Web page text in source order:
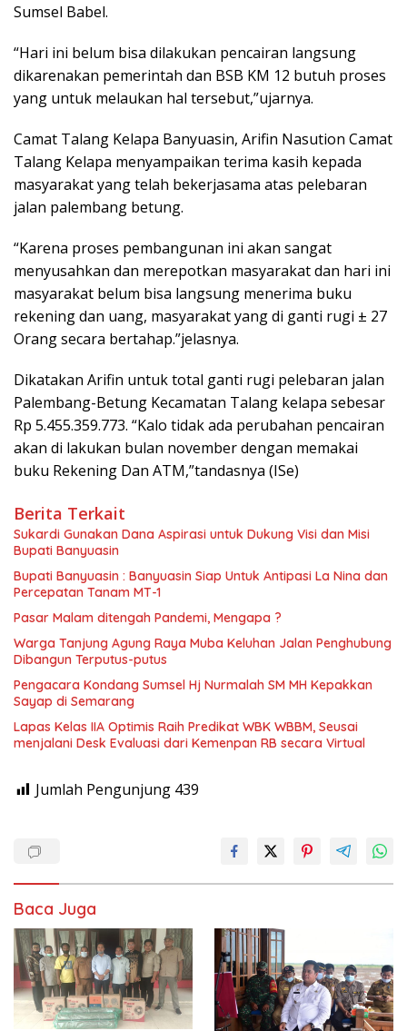
Sumsel Babel.
“Hari ini belum bisa dilakukan pencairan langsung
dikarenakan pemerintah dan BSB KM 12 butuh proses
yang untuk melaukan hal tersebut,”ujarnya.
Camat Talang Kelapa Banyuasin, Arifin Nasution Camat
Talang Kelapa menyampaikan terima kasih kepada
masyarakat yang telah bekerjasama atas pelebaran
jalan palembang betung.
“Karena proses pembangunan ini akan sangat
menyusahkan dan merepotkan masyarakat dan hari ini
masyarakat belum bisa langsung menerima buku
rekening dan uang, masyarakat yang di ganti rugi ± 27
Orang secara bertahap.”jelasnya.
Dikatakan Arifin untuk total ganti rugi pelebaran jalan
Palembang-Betung Kecamatan Talang kelapa sebesar
Rp 5.455.359.773. “Kalo tidak ada perubahan pencairan
akan di lakukan bulan november dengan memakai
buku Rekening Dan ATM,”tandasnya (ISe)
Berita Terkait
Sukardi Gunakan Dana Aspirasi untuk Dukung Visi dan Misi
Bupati Banyuasin
Bupati Banyuasin : Banyuasin Siap Untuk Antipasi La Nina dan
Percepatan Tanam MT-1
Pasar Malam ditengah Pandemi, Mengapa ?
Warga Tanjung Agung Raya Muba Keluhan Jalan Penghubung
Dibangun Terputus-putus
Pengacara Kondang Sumsel Hj Nurmalah SM MH Kepakkan
Sayap di Semarang
Lapas Kelas IIA Optimis Raih Predikat WBK WBBM, Seusai
menjalani Desk Evaluasi dari Kemenpan RB secara Virtual
Jumlah Pengunjung 439
Baca Juga